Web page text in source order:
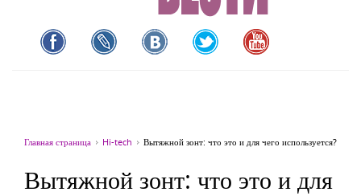
Главная страница Hi-tech Вытяжной зонт: что это и для чего используется?
Вытяжной зонт: что это и для